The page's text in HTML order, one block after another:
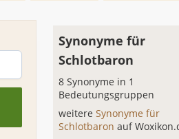
Synonyme für
Schlotbaron
8 Synonyme in 1
Bedeutungsgruppen
weitereSynonyme für
Schlotbaronauf